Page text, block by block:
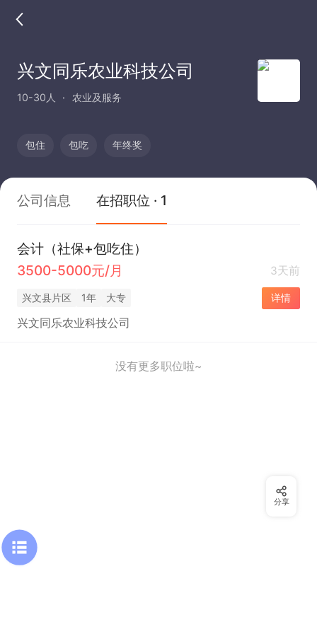
兴文同乐农业科技公司
10-30人 农业及服务
包住 包吃 年终奖
公司信息 在招职位 · 1
会计（社保+包吃住）
3500-5000元/月
3天前
兴文县片区 1年 大专 详情
兴文同乐农业科技公司
没有更多职位啦~
分享